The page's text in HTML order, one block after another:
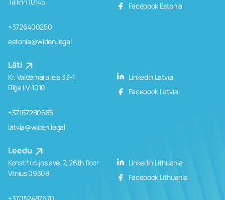
+3726400250
estonia@widen.legal
Facebook Estonia
Läti
Kr. Valdemāra iela 33-1,
Rīga LV-1010
+37167280685
latvia@widen.legal
LinkedIn Latvia
Facebook Latvia
Leedu
Konstitucijos ave. 7, 26th floor
Vilnius 09308
LinkedIn Lithuania
Facebook Lithuania